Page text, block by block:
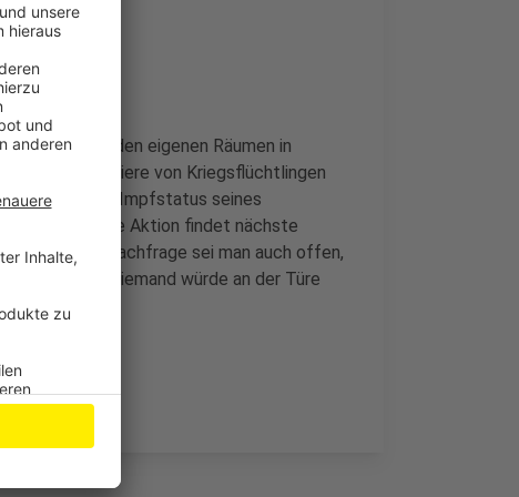
in den eigenen Räumen in
Haustiere von Kriegsflüchtlingen
hier auch den Impfstatus seines
lassen. Die Aktion findet nächste
Bei großer Nachfrage sei man auch offen,
Sprecher. Niemand würde an der Türe